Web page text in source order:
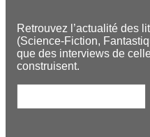
Retrouvez l’actualité des
(Science-Fiction,
que des interviews de
construisent.